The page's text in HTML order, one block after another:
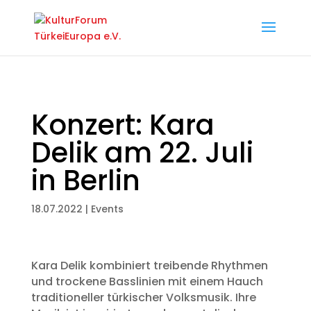
Konzert: Kara
Delik am 22. Juli
in Berlin
18.07.2022 | Events
Kara Delik kombiniert treibende Rhythmen
und trockene Basslinien mit einem Hauch
traditioneller türkischer Volksmusik. Ihre